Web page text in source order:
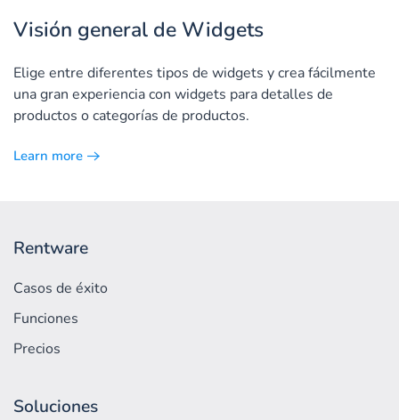
Visión general de Widgets
Elige entre diferentes tipos de widgets y crea fácilmente
una gran experiencia con widgets para detalles de
productos o categorías de productos.
Learn more
Rentware
Casos de éxito
Funciones
Precios
Soluciones